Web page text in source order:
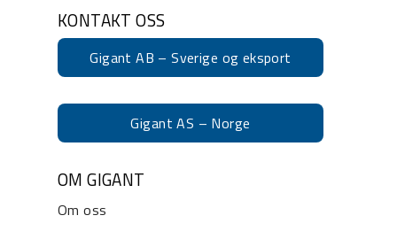
KONTAKT OSS
Gigant AB – Sverige og eksport
Gigant AS – Norge
OM GIGANT
Om oss